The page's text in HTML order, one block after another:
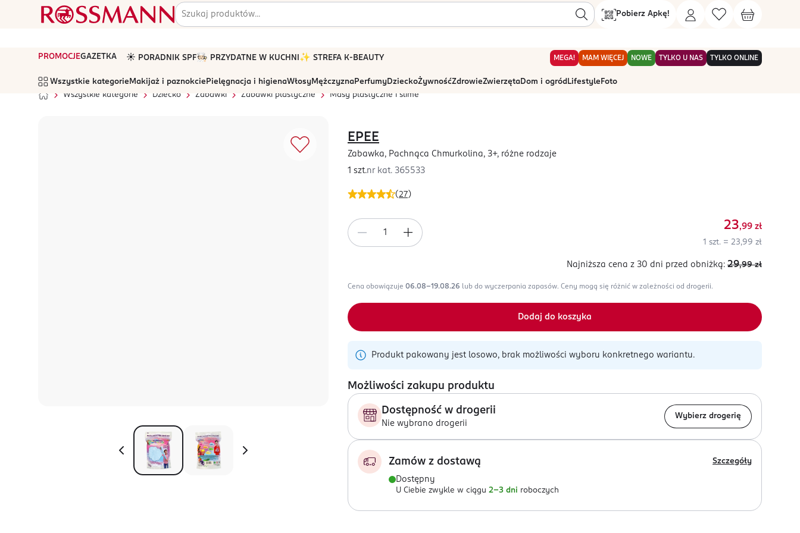
Pobierz Apkę!
PROMOCJEGAZETKA ☀️ PORADNIK SPF🧑🏻‍🍳 PRZYDATNE W KUCHNI ✨ STREFA K-BEAUTY MEGA! MAM WIĘCEJ NOWE TYLKO U NAS TYLKO ONLINE
Wszystkie kategorie Makijaż i paznokcie Pielęgnacja i higienaWłosyMężczyznaPerfumyDzieckoŻywnośćZdrowieZwierzętaDom i ogród Lifestyle Foto
Wszystkie kategorie
Dziecko Zabawki Zabawki plastyczne Masy plastyczne i slime
(27)
EPEE
Zabawka, Pachnąca Chmurkolina, 3+, różne rodzaje
1 szt.nr kat. 365533
23,99 zł
1 szt. = 23,99 zł
Najniższa cena z 30 dni przed obniżką: 29,99 zł
Cena obowiązuje 06.08-19.08.26 lub do wyczerpania zapasów. Ceny mogą się różnić w zależności od drogerii.
Dodaj do koszyka
Produkt pakowany jest losowo, brak możliwości wyboru konkretnego wariantu.
Możliwości zakupu produktu
Dostępność w drogerii
Nie wybrano drogerii
Wybierz drogerię
Zamów z dostawą Szczegóły
Dostępny
U Ciebie zwykle w ciągu 2-3 dni roboczych